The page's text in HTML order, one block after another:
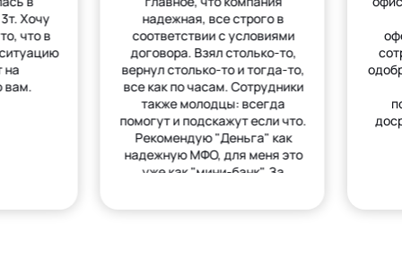
Хочу
что в
на
вам.
надежная, все строго в
соответствии с условиями
договора. Взял столько-то,
вернул столько-то и тогда-то,
все как по часам. Сотрудники
также молодцы: всегда
помогут и подскажут если что.
Рекомендую "Деньга" как
надежную МФО, для меня это
уже как "мини-банк". За